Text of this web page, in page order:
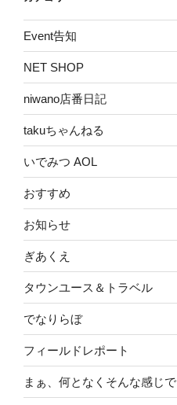
Event告知
NET SHOP
niwano店番日記
takuちゃんねる
いでみつ AOL
おすすめ
お知らせ
ぎあくえ
タウンユース＆トラベル
でなりらぼ
フィールドレポート
まぁ、何となくそんな感じで